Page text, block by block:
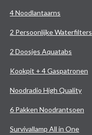
4 Noodlantaarns
2 Persoonlijke Waterfilters
2 Doosjes Aquatabs
Kookpit + 4 Gaspatronen
Noodradio High Quality
6 Pakken Noodrantsoen
Survivallamp All in One